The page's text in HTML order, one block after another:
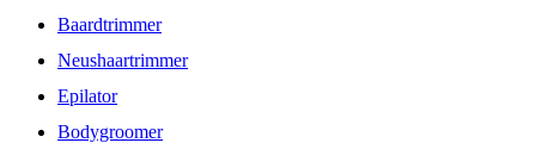
Baardtrimmer
Neushaartrimmer
Epilator
Bodygroomer